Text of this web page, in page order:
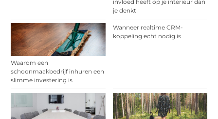
invloed heeft op je interieur dan
je denkt
Waarom een
schoonmaakbedrijf inhuren een
slimme investering is
Wanneer realtime CRM-
koppeling echt nodig is